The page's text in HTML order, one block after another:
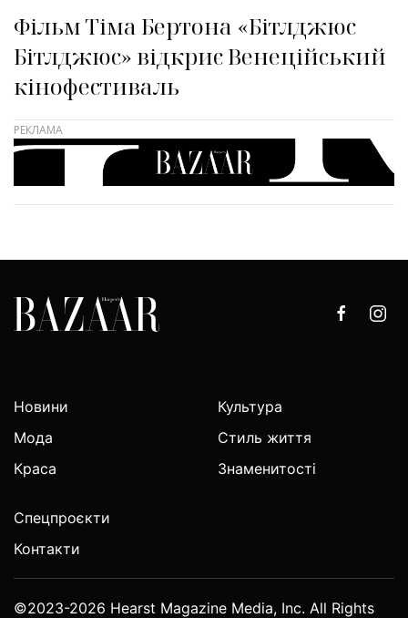
Фільм Тіма Бертона «Бітлджюс
Бітлджюс» відкриє Венеційський
кінофестиваль
Новини
Мода
Краса
Культура
Стиль життя
Знаменитості
Спецпроєкти
Контакти
©2023-2026 Hearst Magazine Media, Inc. All Rights